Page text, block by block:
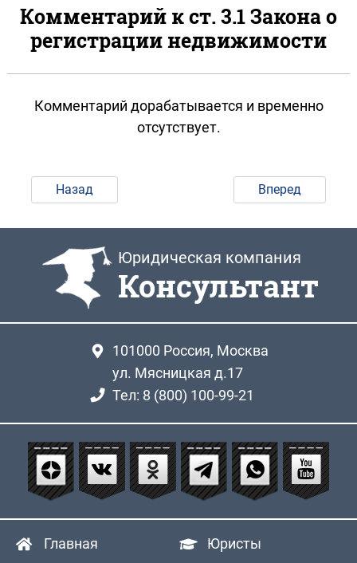
Комментарий к ст. 3.1 Закона о
регистрации недвижимости
Комментарий дорабатывается и временно
отсутствует.
Назад Вперед
Юридическая компания
Консультант
101000 Россия, Москва
ул. Мясницкая д.17
Тел: 8 (800) 100-99-21
Главная Юристы